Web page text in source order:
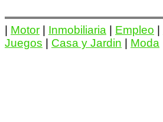
Motor Inmobiliaria Empleo
Juegos
Casa y Jardin Moda